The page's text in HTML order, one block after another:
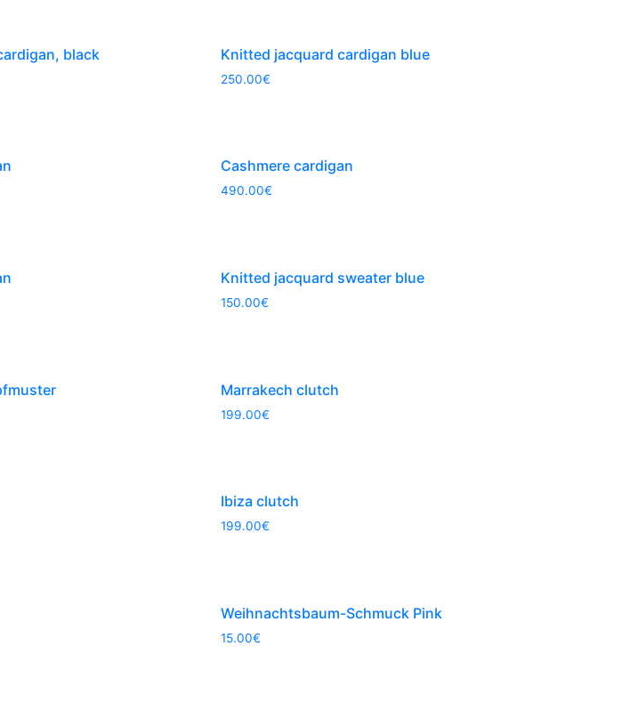
black Knitted jacquard cardigan blue
250.00€
Cashmere cardigan
490.00€
Knitted jacquard sweater blue
150.00€
Marrakech clutch
199.00€
Ibiza clutch
199.00€
Weihnachtsbaum-Schmuck Pink
15.00€